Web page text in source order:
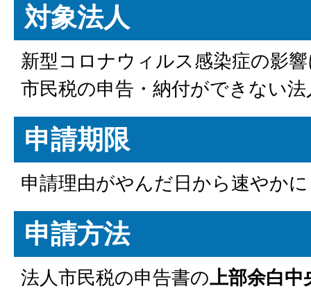
対象法人
新型コロナウィルス感染症の影
市民税の申告・納付ができない法
申請期限
申請理由がやんだ日から速やかに
申請方法
法人市民税の申告書の上部余白中